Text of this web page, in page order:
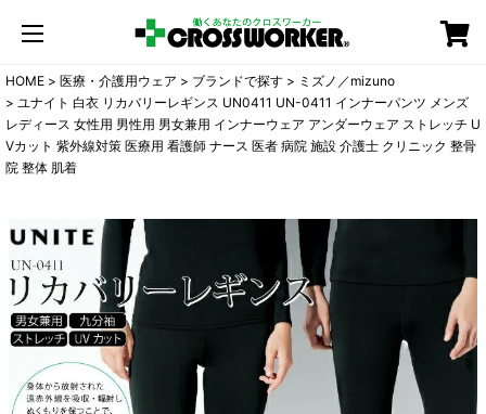
HOME 医療・介護用ウェア ブランドで探す
ミズノ／mizuno
ユナイト 白衣 リカバリーレギンス UN0411 UN-0411 インナーパンツ メンズ
レディース 女性用 男性用 男女兼用 インナーウェア アンダーウェア ストレッチ U
Vカット 紫外線対策 医療用 看護師 ナース 医者 病院 施設 介護士 クリニック 整骨
院 整体 肌着